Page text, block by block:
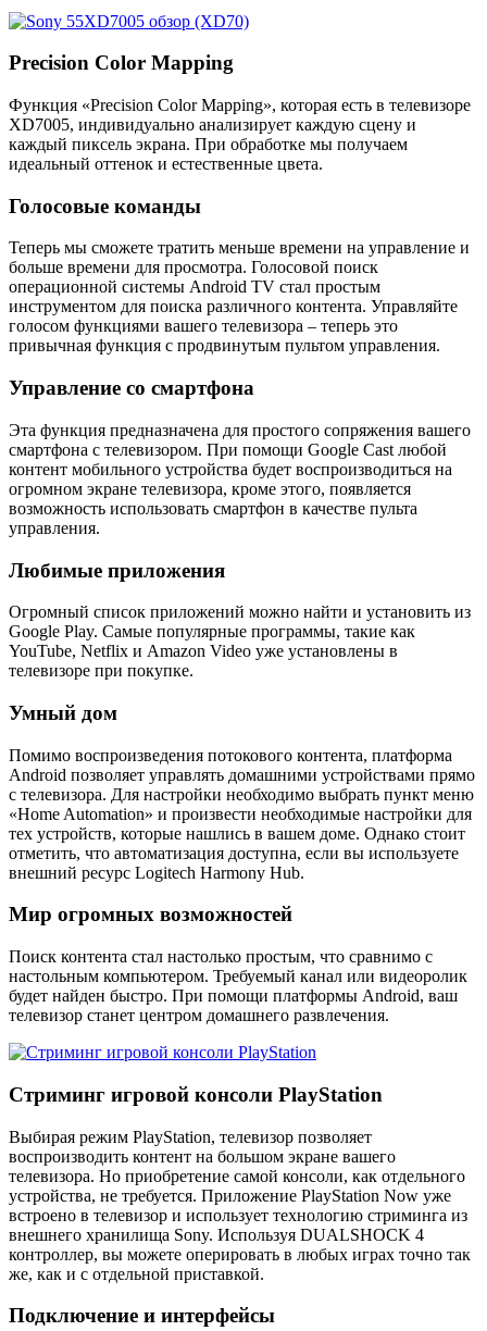
Precision Color Mapping
Функция «Precision Color Mapping», которая есть в телевизоре
XD7005, индивидуально анализирует каждую сцену и
каждый пиксель экрана. При обработке мы получаем
идеальный оттенок и естественные цвета.
Голосовые команды
Теперь мы сможете тратить меньше времени на управление и
больше времени для просмотра. Голосовой поиск
операционной системы Android TV стал простым
инструментом для поиска различного контента. Управляйте
голосом функциями вашего телевизора – теперь это
привычная функция с продвинутым пультом управления.
Управление со смартфона
Эта функция предназначена для простого сопряжения вашего
смартфона с телевизором. При помощи Google Cast любой
контент мобильного устройства будет воспроизводиться на
огромном экране телевизора, кроме этого, появляется
возможность использовать смартфон в качестве пульта
управления.
Любимые приложения
Огромный список приложений можно найти и установить из
Google Play. Самые популярные программы, такие как
YouTube, Netflix и Amazon Video уже установлены в
телевизоре при покупке.
Умный дом
Помимо воспроизведения потокового контента, платформа
Android позволяет управлять домашними устройствами прямо
с телевизора. Для настройки необходимо выбрать пункт меню
«Home Automation» и произвести необходимые настройки для
тех устройств, которые нашлись в вашем доме. Однако стоит
отметить, что автоматизация доступна, если вы используете
внешний ресурс Logitech Harmony Hub.
Мир огромных возможностей
Поиск контента стал настолько простым, что сравнимо с
настольным компьютером. Требуемый канал или видеоролик
будет найден быстро. При помощи платформы Android, ваш
телевизор станет центром домашнего развлечения.
Стриминг игровой консоли PlayStation
Выбирая режим PlayStation, телевизор позволяет
воспроизводить контент на большом экране вашего
телевизора. Но приобретение самой консоли, как отдельного
устройства, не требуется. Приложение PlayStation Now уже
встроено в телевизор и использует технологию стриминга из
внешнего хранилища Sony. Используя DUALSHOCK 4
контроллер, вы можете оперировать в любых играх точно так
же, как и с отдельной приставкой.
Подключение и интерфейсы